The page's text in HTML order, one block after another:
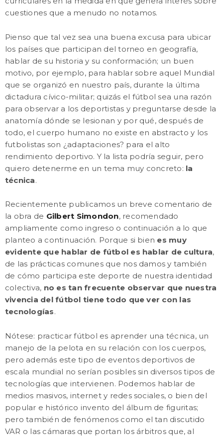
cuestiones que a menudo no notamos.
Pienso que tal vez sea una buena excusa para ubicar
los países que participan del torneo en geografía,
hablar de su historia y su conformación; un buen
motivo, por ejemplo, para hablar sobre aquel Mundial
que se organizó en nuestro país, durante la última
dictadura cívico-militar; quizás el fútbol sea una razón
para observar a los deportistas y preguntarse desde la
anatomía dónde se lesionan y por qué, después de
todo, el cuerpo humano no existe en abstracto y los
futbolistas son ¿adaptaciones? para el alto
rendimiento deportivo. Y la lista podría seguir, pero
quiero detenerme en un tema muy concreto: la
técnica.
Recientemente publicamos un breve comentario de
la obra de Gilbert Simondon, recomendado
ampliamente como ingreso o continuación a lo que
planteo a continuación. Porque si bien es muy
evidente que hablar de fútbol es hablar de cultura,
de las prácticas comunes que nos damos y también
de cómo participa este deporte de nuestra identidad
colectiva, no es tan frecuente observar que nuestra
vivencia del fútbol tiene todo que ver con las
tecnologías.
Nótese: practicar fútbol es aprender una técnica, un
manejo de la pelota en su relación con los cuerpos,
pero además este tipo de eventos deportivos de
escala mundial no serían posibles sin diversos tipos de
tecnologías que intervienen. Podemos hablar de
medios masivos, internet y redes sociales, o bien del
popular e histórico invento del álbum de figuritas;
pero también de fenómenos como el tan discutido
VAR o las cámaras que portan los árbitros que, al